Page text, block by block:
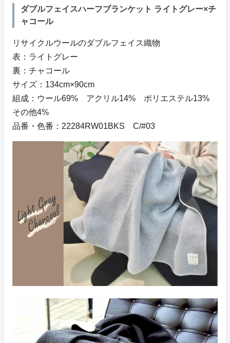
ダブルフェイスハーフブランケット ライトグレー×チ
ャコール
リサイクルウールのダブルフェイス織物
表：ライトグレー
裏：チャコール
サイズ：134cm×90cm
組成：ウール69% アクリル14% ポリエステル13%
その他4%
品番・色番：22284RW01BKS C/#03